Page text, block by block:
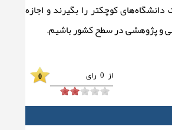
کوچکتر را بگیرند و اجازه
و پژوهشی در سطح کشور باشیم.
از 0 رای 0